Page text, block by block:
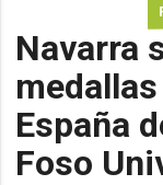
Navarra
España
Foso